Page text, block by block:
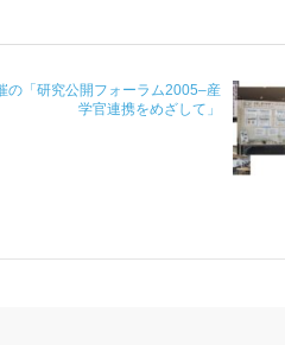
の「研究公開フォーラム2005–産
学官連携をめざして」